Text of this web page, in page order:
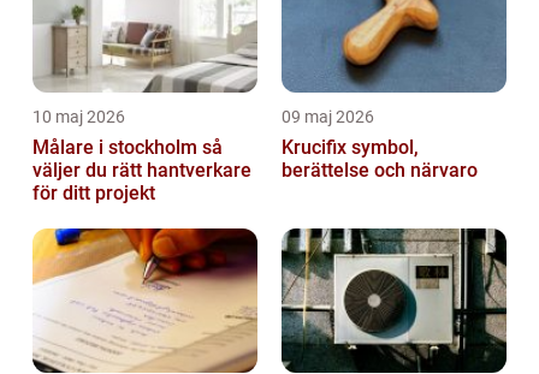
10 maj 2026
Målare i stockholm så
väljer du rätt hantverkare
för ditt projekt
09 maj 2026
Krucifix symbol,
berättelse och närvaro